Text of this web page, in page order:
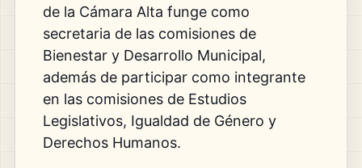
de la Cámara Alta funge como
secretaria de las comisiones de
Bienestar y Desarrollo Municipal,
además de participar como integrante
en las comisiones de Estudios
Legislativos, Igualdad de Género y
Derechos Humanos.